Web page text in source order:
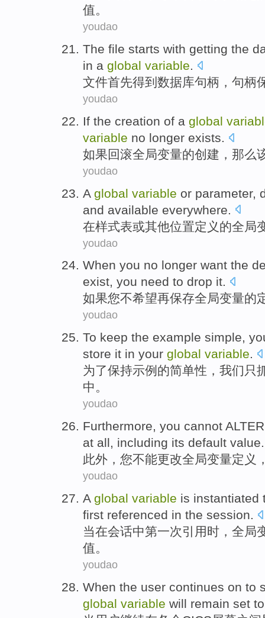
值。
youdao
The file starts with getting the
in a global variable.
文件首先得到 数据库句柄 ，句柄
youdao
If the creation of a global
variable no longer exists.
如果回滚全局变量的创建 ， 那么
youdao
A global variable or parameter,
and available everywhere.
在样式表或其他位置定义 的全局
youdao
When you no longer want the
exist, you need to drop it.
如果您不希望再保存全局变量的
youdao
To keep the example simple,
store it in your global variable.
为了保持示例 的简单性 ， 我们 只
中。
youdao
Furthermore, you cannot ALTER
at all, including its default value.
此外 ， 您不能更改全局变量定义
youdao
A global variable is instantiated
first referenced in the session.
当在会话中第一次引用时， 全局
值。
youdao
When the user continues on to
global variable will remain set to